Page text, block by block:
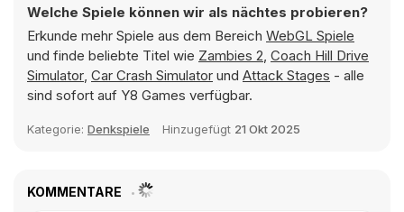
Welche Spiele können wir als nächtes probieren?
Erkunde mehr Spiele aus dem Bereich WebGL Spiele
und finde beliebte Titel wie Zambies 2, Coach Hill Drive
Simulator, Car Crash Simulator und Attack Stages - alle
sind sofort auf Y8 Games verfügbar.
Kategorie: Denkspiele Hinzugefügt 21 Okt 2025
KOMMENTARE